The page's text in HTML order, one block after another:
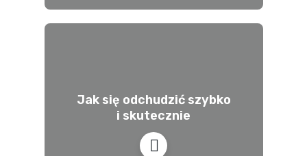
Jak się odchudzić szybko
i skutecznie